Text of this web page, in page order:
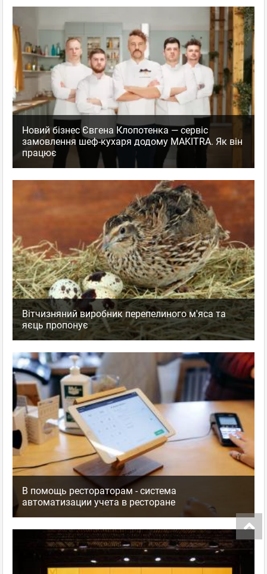
Новий бізнес Євгена Клопотенка — сервіс
замовлення шеф-кухаря додому MAKITRA. Як він
працює
Вітчизняний виробник перепелиного м'яса та
яєць пропонує
В помощь рестораторам - система
автоматизации учета в ресторане